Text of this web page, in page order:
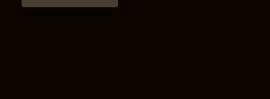
Van harte welkom voor een bezoek!